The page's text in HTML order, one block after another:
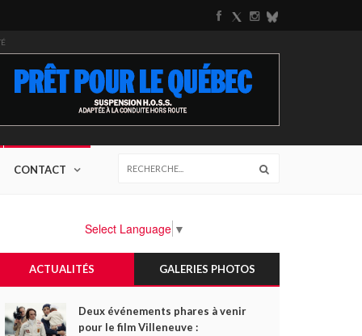
CONTACT
Select Language ▼
ACTUALITÉS GALERIES PHOTOS
Deux événements phares à venir
pour le film Villeneuve :